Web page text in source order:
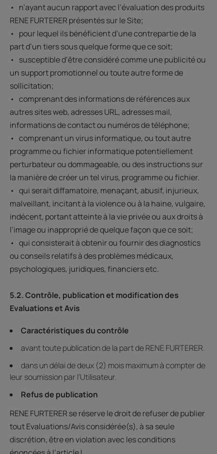
• n’ayant aucun rapport avec l’évaluation des produits
RENE FURTERER présentés sur le Site;
• pour lequel ils bénéficient d’une contrepartie de la
part d’un tiers sous quelque forme que ce soit;
• susceptible d’être considéré comme une publicité ou
un support promotionnel ou toute autre forme de
sollicitation;
• comprenant des informations de références aux
autres sites web, adresses URL, adresses mail,
informations de contact ou numéros de téléphone;
• comprenant un virus informatique, ou tout autre
programme ou fichier informatique potentiellement
perturbateur ou dommageable, ou des instructions sur
la manière de créer un tel virus, programme ou fichier.
• qui serait diffamatoire, menaçant, abusif, injurieux,
malveillant, incitant à la violence ou à la haine, vulgaire,
indécent, portant atteinte à la vie privée ou aux droits à
l’image ou inapproprié de quelque façon que ce soit;
• qui consisterait à obtenir ou fournir des diagnostics
ou conseils relatifs à des problèmes médicaux,
psychologiques, juridiques, financiers etc.
5.2. Contrôle, publication et modification des
Evaluations et Avis
Caractéristiques du contrôle
avant toute publication de la part de RENE FURTERER.
dans un délai de deux (2) mois maximum à compter de
leur soumission par l’Utilisateur.
Refus de publication
RENE FURTERER se réserve le droit de refuser de publier
tout Evaluations/Avis considérée(s), à sa seule
discrétion, être en violation avec les conditions